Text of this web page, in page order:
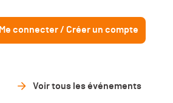
Me connecter / Créer un compte
Voir tous les événements